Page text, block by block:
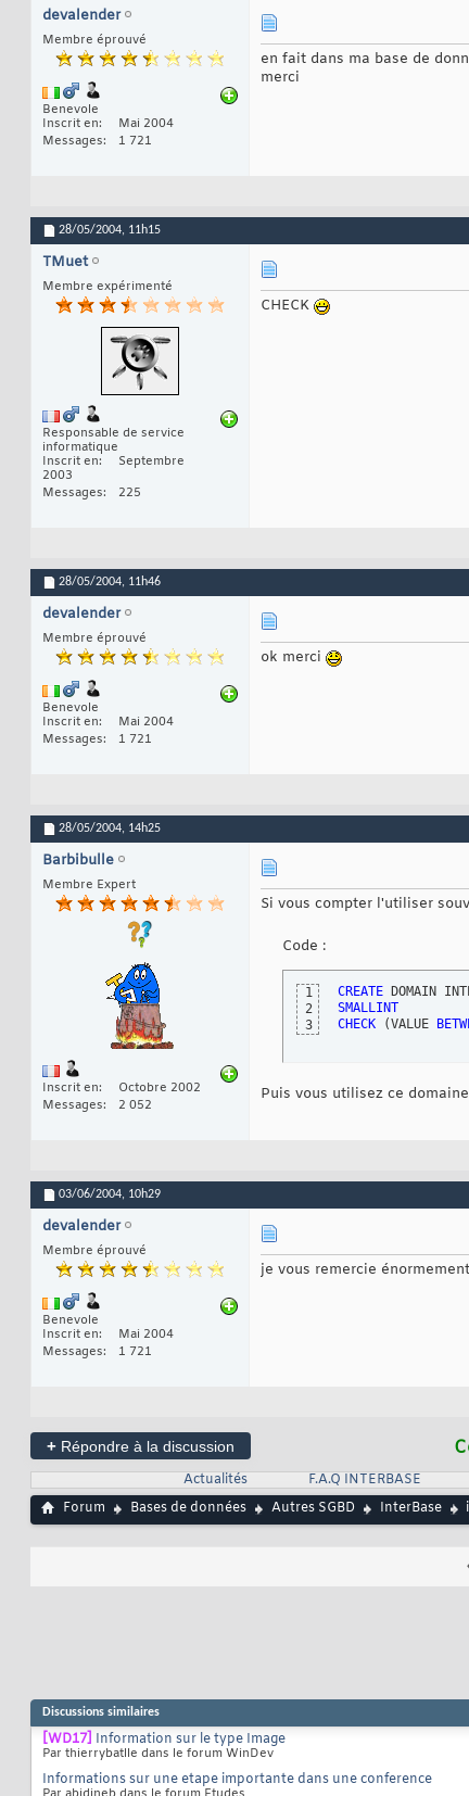
devalender
Membre éprouvé
Benevole
Inscrit en
Mai 2004
Messages
1 721
en fait dans ma base de
merci
28/05/2004, 11h15
TMuet
Membre expérimenté
Responsable de service
informatique
Inscrit en
Septembre
2003
Messages
225
CHECK
28/05/2004, 11h46
devalender
Membre éprouvé
Benevole
Inscrit en
Mai 2004
Messages
1 721
ok merci
28/05/2004, 14h25
Barbibulle
Membre Expert
Inscrit en
Octobre 2002
Messages
2 052
Si vous compter l'utiliser
Code :
1
2
3
CREATE DOMAIN
SMALLINT
CHECK
(VALUE
Puis vous utilisez ce
03/06/2004, 10h29
devalender
Membre éprouvé
Benevole
Inscrit en
Mai 2004
Messages
1 721
je vous remercie énormement
+ Répondre à la discussion
Actualités F.A.Q INTERBASE
Forum
Bases de données Autres SGBD InterBase
Discussions similaires
[WD17] Information sur le type Image
Par thierrybatlle dans le forum WinDev
Informations sur une etape importante dans une conference